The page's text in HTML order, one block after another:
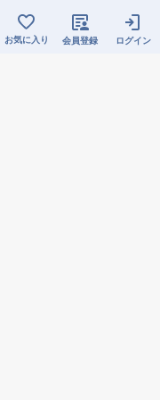
お気に入り 会員登録 ログイン